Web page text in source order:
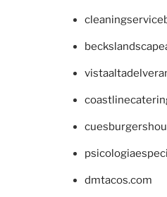
dmtacos.com